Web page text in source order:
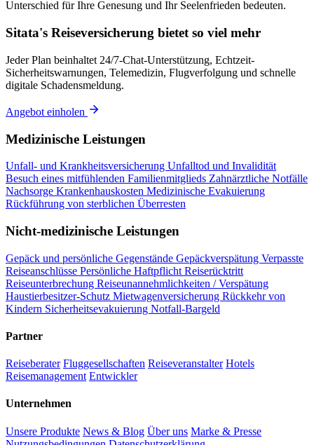
Unterschied für Ihre Genesung und Ihr Seelenfrieden bedeuten.
Sitata's Reiseversicherung bietet so viel mehr
Jeder Plan beinhaltet 24/7-Chat-Unterstützung, Echtzeit-
Sicherheitswarnungen, Telemedizin, Flugverfolgung und schnelle
digitale Schadensmeldung.
Angebot einholen
Medizinische Leistungen
Unfall- und Krankheitsversicherung Unfalltod und Invalidität
Besuch eines mitfühlenden Familienmitglieds Zahnärztliche Notfälle
Nachsorge Krankenhauskosten Medizinische Evakuierung
Rückführung von sterblichen Überresten
Nicht-medizinische Leistungen
Gepäck und persönliche Gegenstände Gepäckverspätung Verpasste
Reiseanschlüsse Persönliche Haftpflicht Reiserücktritt
Reiseunterbrechung Reiseunannehmlichkeiten / Verspätung
Haustierbesitzer-Schutz Mietwagenversicherung Rückkehr von
Kindern Sicherheitsevakuierung Notfall-Bargeld
Partner
Reiseberater Fluggesellschaften Reiseveranstalter Hotels
Reisemanagement Entwickler
Unternehmen
Unsere Produkte News & Blog Über uns Marke & Presse